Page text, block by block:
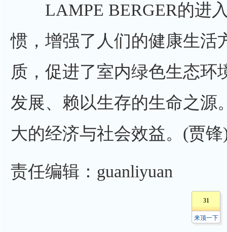
LAMPE BERGER的进入
惯，增强了人们的健康生活
质，促进了室内绿色生态环
发展、赖以生存的生命之源
大的经济与社会效益。(贾锋
责任编辑：guanliyuan
31
来顶一下